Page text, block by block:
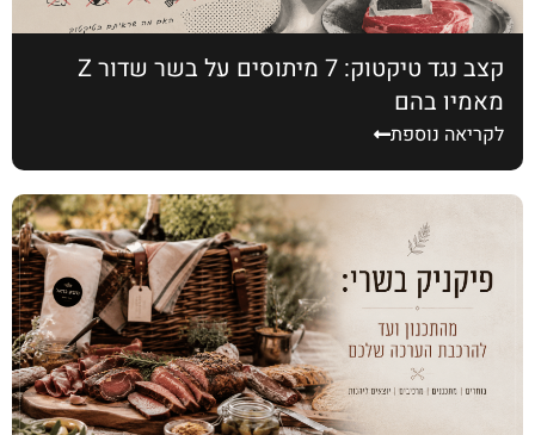
קצב נגד טיקטוק: 7 מיתוסים על בשר שדור Z
מאמין בהם
לקריאה נוספת